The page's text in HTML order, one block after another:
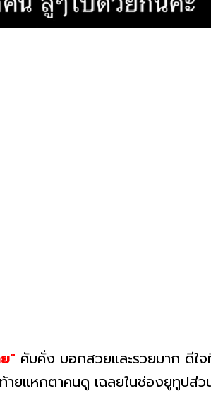
" คับคั่ง บอกสวยและรวยมาก ดีใ
ยแหกตาคนดู เฉลยในช่องยูทูปส่ว